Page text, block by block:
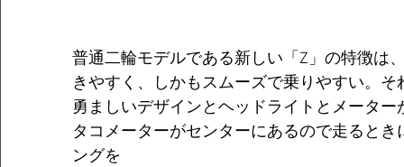
普通二輪モデルである新しい「Z」の特徴は
きやすく、しかもスムーズで乗りやすい。
勇ましいデザインとヘッドライトとメータ
タコメーターがセンターにあるので走ると
ングを